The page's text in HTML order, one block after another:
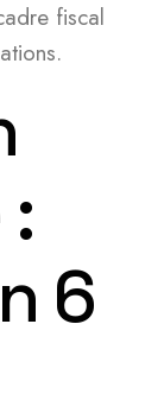
fiscal
6